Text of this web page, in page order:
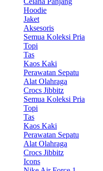
Hoodie
Jaket
Aksesoris
Semua Koleksi Pria
Topi
Tas
Kaos Kaki
Perawatan Sepatu
Alat Olahraga
Crocs Jibbitz
Semua Koleksi Pria
Topi
Tas
Kaos Kaki
Perawatan Sepatu
Alat Olahraga
Crocs Jibbitz
Icons